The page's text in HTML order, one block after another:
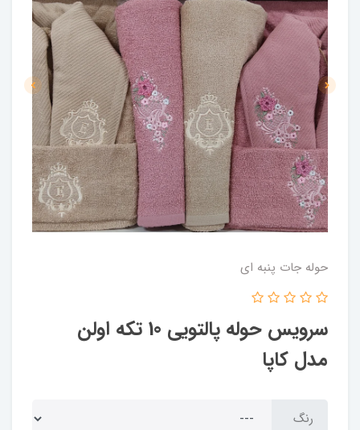
حوله جات پنبه ای
سرویس حوله پالتویی 10 تکه اولن
مدل کاپا
رنگ